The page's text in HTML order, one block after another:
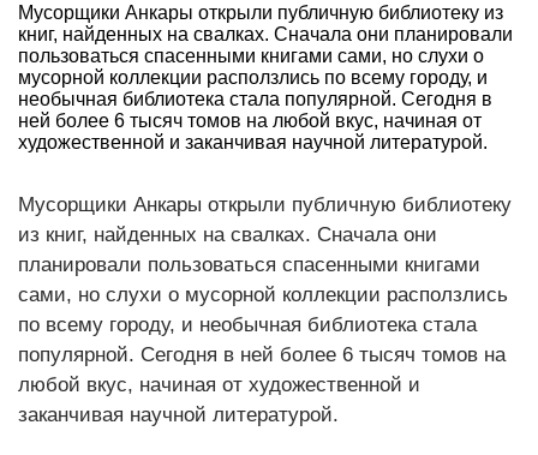
Мусорщики Анкары открыли публичную библиотеку из
книг, найденных на свалках. Сначала они планировали
пользоваться спасенными книгами сами, но слухи о
мусорной коллекции расползлись по всему городу, и
необычная библиотека стала популярной. Сегодня в
ней более 6 тысяч томов на любой вкус, начиная от
художественной и заканчивая научной литературой.
Мусорщики Анкары открыли публичную библиотеку
из книг, найденных на свалках. Сначала они
планировали пользоваться спасенными книгами
сами, но слухи о мусорной коллекции расползлись
по всему городу, и необычная библиотека стала
популярной. Сегодня в ней более 6 тысяч томов на
любой вкус, начиная от художественной и
заканчивая научной литературой.